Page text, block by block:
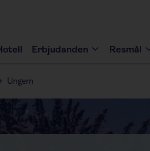
Erbjudanden Resmål
Ungern